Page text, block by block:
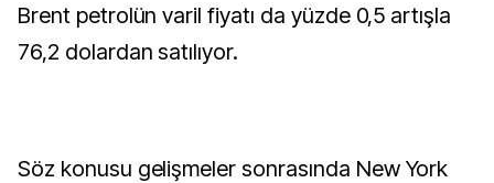
Brent petrolün varil fiyatı da yüzde 0,5 artışla
76,2 dolardan satılıyor.
Söz konusu gelişmeler sonrasında New York